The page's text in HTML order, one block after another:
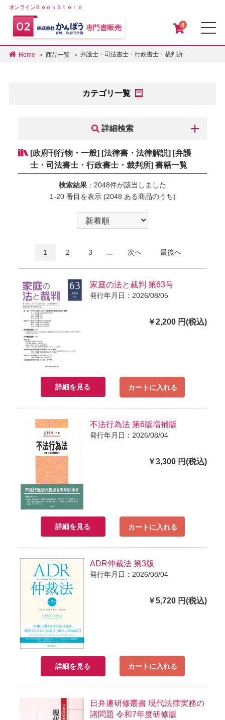
オンラインＢｏｏｋＳｔｏｒｅ
0
Home 商品一覧 弁護士・司法書士・行政書士・裁判所
カテゴリ一覧
詳細検索
[政府刊行物・一般] [法律書・法律解説] [弁護
士・司法書士・行政書士・裁判所] 書籍一覧
検索結果 ：2048件が該当しました
1-20 番目を表示 (2048 ある商品のうち)
1 2 3 次へ 最後へ
家庭の法と裁判 第63号
発行年月日：2026/08/05
￥2,200 円(税込)
詳細を見る カートに入れる
不法行為法 第6版増補版
発行年月日：2026/08/04
￥3,300 円(税込)
詳細を見る カートに入れる
ADR仲裁法 第3版
発行年月日：2026/08/04
￥5,720 円(税込)
詳細を見る カートに入れる
日弁連研修叢書 現代法律実務の
諸問題 令和7年度研修版